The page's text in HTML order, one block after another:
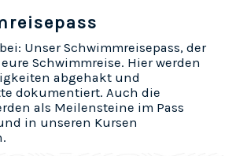
Unser Schwimmreisepass, der
Schwimmreise. Hier werden
abgehakt und
dokumentiert. Auch die
als Meilensteine im Pass
in unseren Kursen